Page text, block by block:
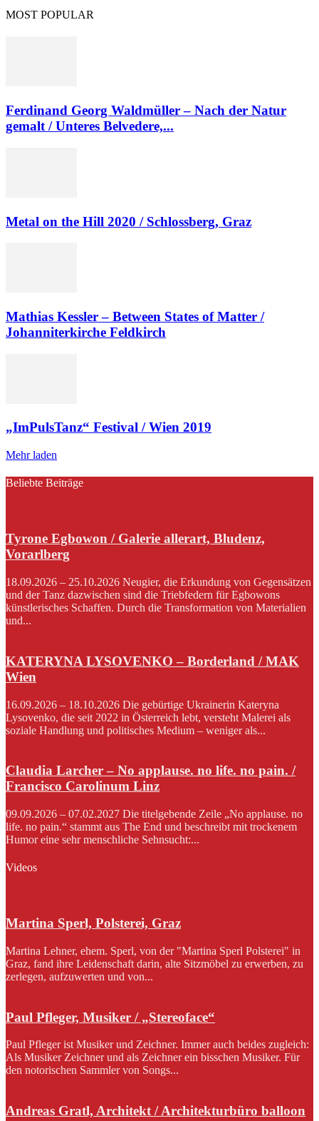
MOST POPULAR
Ferdinand Georg Waldmüller – Nach der Natur
gemalt / Unteres Belvedere,...
Metal on the Hill 2020 / Schlossberg, Graz
Mathias Kessler – Between States of Matter /
Johanniterkirche Feldkirch
„ImPulsTanz“ Festival / Wien 2019
Mehr laden
Beliebte Beiträge
Tyrone Egbowon / Galerie allerart, Bludenz,
Vorarlberg
18.09.2026 – 25.10.2026 Neugier, die Erkundung von Gegensätzen
und der Tanz dazwischen sind die Triebfedern für Egbowons
künstlerisches Schaffen. Durch die Transformation von Materialien
und...
KATERYNA LYSOVENKO – Borderland / MAK
Wien
16.09.2026 – 18.10.2026 Die gebürtige Ukrainerin Kateryna
Lysovenko, die seit 2022 in Österreich lebt, versteht Malerei als
soziale Handlung und politisches Medium – weniger als...
Claudia Larcher – No applause. no life. no pain. /
Francisco Carolinum Linz
09.09.2026 – 07.02.2027 Die titelgebende Zeile „No applause. no
life. no pain.“ stammt aus The End und beschreibt mit trockenem
Humor eine sehr menschliche Sehnsucht:...
Videos
Martina Sperl, Polsterei, Graz
Martina Lehner, ehem. Sperl, von der "Martina Sperl Polsterei" in
Graz, fand ihre Leidenschaft darin, alte Sitzmöbel zu erwerben, zu
zerlegen, aufzuwerten und von...
Paul Pfleger, Musiker / „Stereoface“
Paul Pfleger ist Musiker und Zeichner. Immer auch beides zugleich:
Als Musiker Zeichner und als Zeichner ein bisschen Musiker. Für
den notorischen Sammler von Songs...
Andreas Gratl, Architekt / Architekturbüro balloon